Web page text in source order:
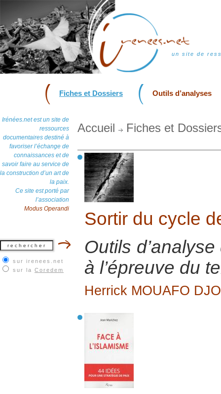
un site de
Fiches et Dossiers Outils d’analyses
Irénées.net est un site de
ressources
documentaires destiné à
favoriser l’échange de
connaissances et de
savoir faire au service de
la construction d’un art de
la paix.
Ce site est porté par
l’association
Modus Operandi
sur irenees.net
sur la Coredem
Accueil Fiches et
Sortir du cycle
Outils
à l’épreuve du
Herrick MOUAFO